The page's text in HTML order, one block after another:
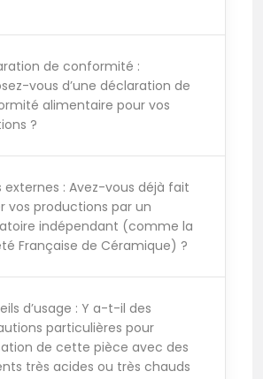
de conformité :
vous d’une déclaration de
alimentaire pour vos
?
externes : Avez-vous déjà fait
vos productions par un
indépendant (comme la
Française de Céramique) ?
d’usage : Y a-t-il des
particulières pour
de cette pièce avec des
très acides ou très chauds